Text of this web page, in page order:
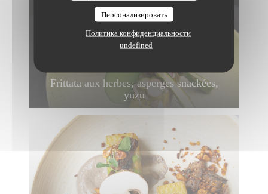
Персонализировать
Политика конфиденциальности
undefined
Frittata aux herbes, asperges snackées,
yuzu